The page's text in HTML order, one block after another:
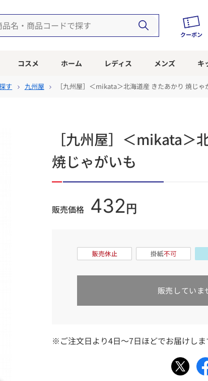
クーポン
コスメ ホーム レディス メンズ キ
す 九州屋 ［九州屋］＜mikata＞北海道産 きたあかり 焼じゃ
［九州屋］＜mikata＞
焼じゃがいも
販売価格 432円
販売していま
※ご注文日より4日～7日ほどでお届けしま